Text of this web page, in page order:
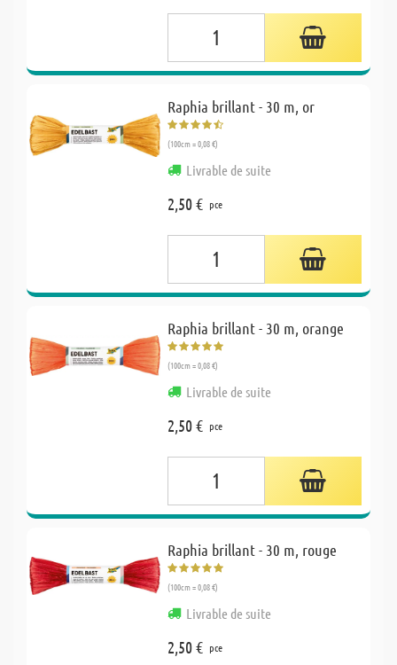
Raphia brillant - 30 m, or
(100cm = 0,08 €)
Livrable de suite
2,50 € pce
Raphia brillant - 30 m, orange
(100cm = 0,08 €)
Livrable de suite
2,50 € pce
Raphia brillant - 30 m, rouge
(100cm = 0,08 €)
Livrable de suite
2,50 € pce